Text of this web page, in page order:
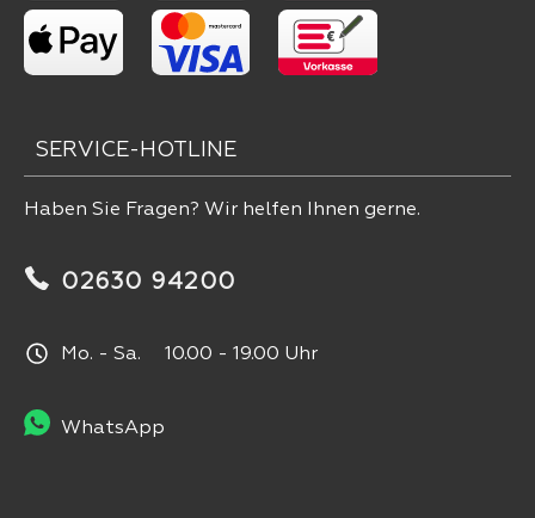
SERVICE-HOTLINE
Haben Sie Fragen? Wir helfen Ihnen gerne.
02630 94200
Mo. - Sa. 10.00 - 19.00 Uhr
WhatsApp